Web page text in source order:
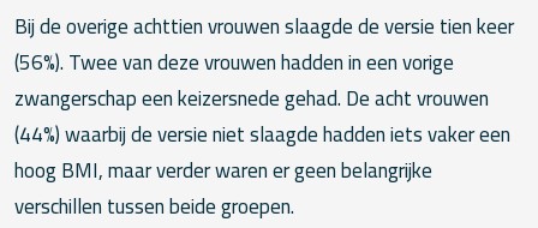
Bij de overige achttien vrouwen slaagde de versie tien keer
(56%). Twee van deze vrouwen hadden in een vorige
zwangerschap een keizersnede gehad. De acht vrouwen
(44%) waarbij de versie niet slaagde hadden iets vaker een
hoog BMI, maar verder waren er geen belangrijke
verschillen tussen beide groepen.